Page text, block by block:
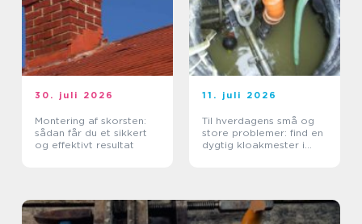
30. juli 2026
Montering af skorsten:
sådan får du et sikkert
og effektivt resultat
11. juli 2026
Til hverdagens små og
store problemer: find en
dygtig kloakmester i